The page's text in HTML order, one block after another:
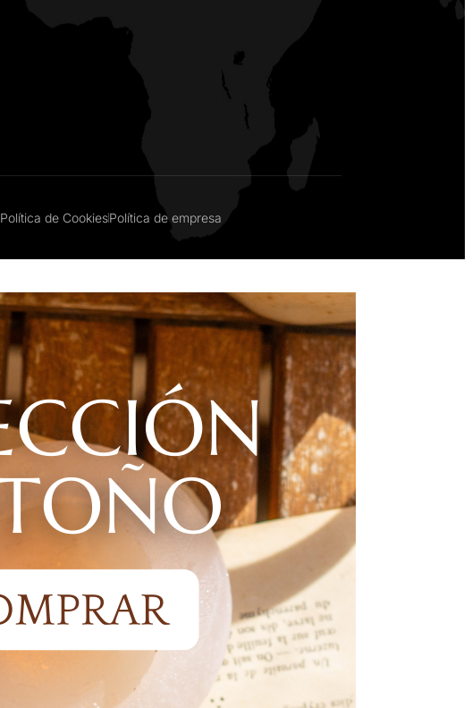
Política de CookiesPolítica de empresa